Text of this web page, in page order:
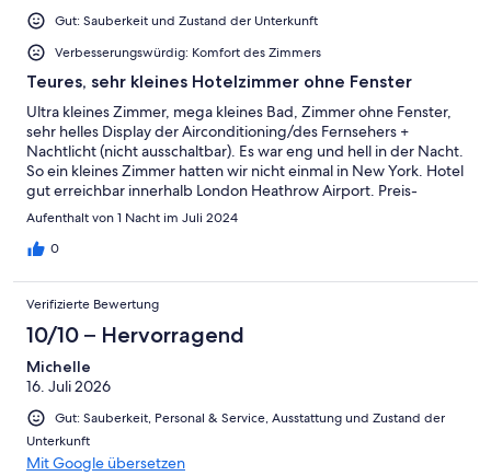
Gut: Sauberkeit und Zustand der Unterkunft
Verbesserungswürdig: Komfort des Zimmers
Teures, sehr kleines Hotelzimmer ohne Fenster
Ultra kleines Zimmer, mega kleines Bad, Zimmer ohne Fenster,
sehr helles Display der Airconditioning/des Fernsehers +
Nachtlicht (nicht ausschaltbar). Es war eng und hell in der Nacht.
So ein kleines Zimmer hatten wir nicht einmal in New York. Hotel
gut erreichbar innerhalb London Heathrow Airport. Preis-
Leistung nicht gerechtfertigt.
Aufenthalt von 1 Nacht im Juli 2024
0
Verifizierte Bewertung
10/10 – Hervorragend
Michelle
16. Juli 2026
Gut: Sauberkeit, Personal & Service, Ausstattung und Zustand der
Unterkunft
Mit Google übersetzen